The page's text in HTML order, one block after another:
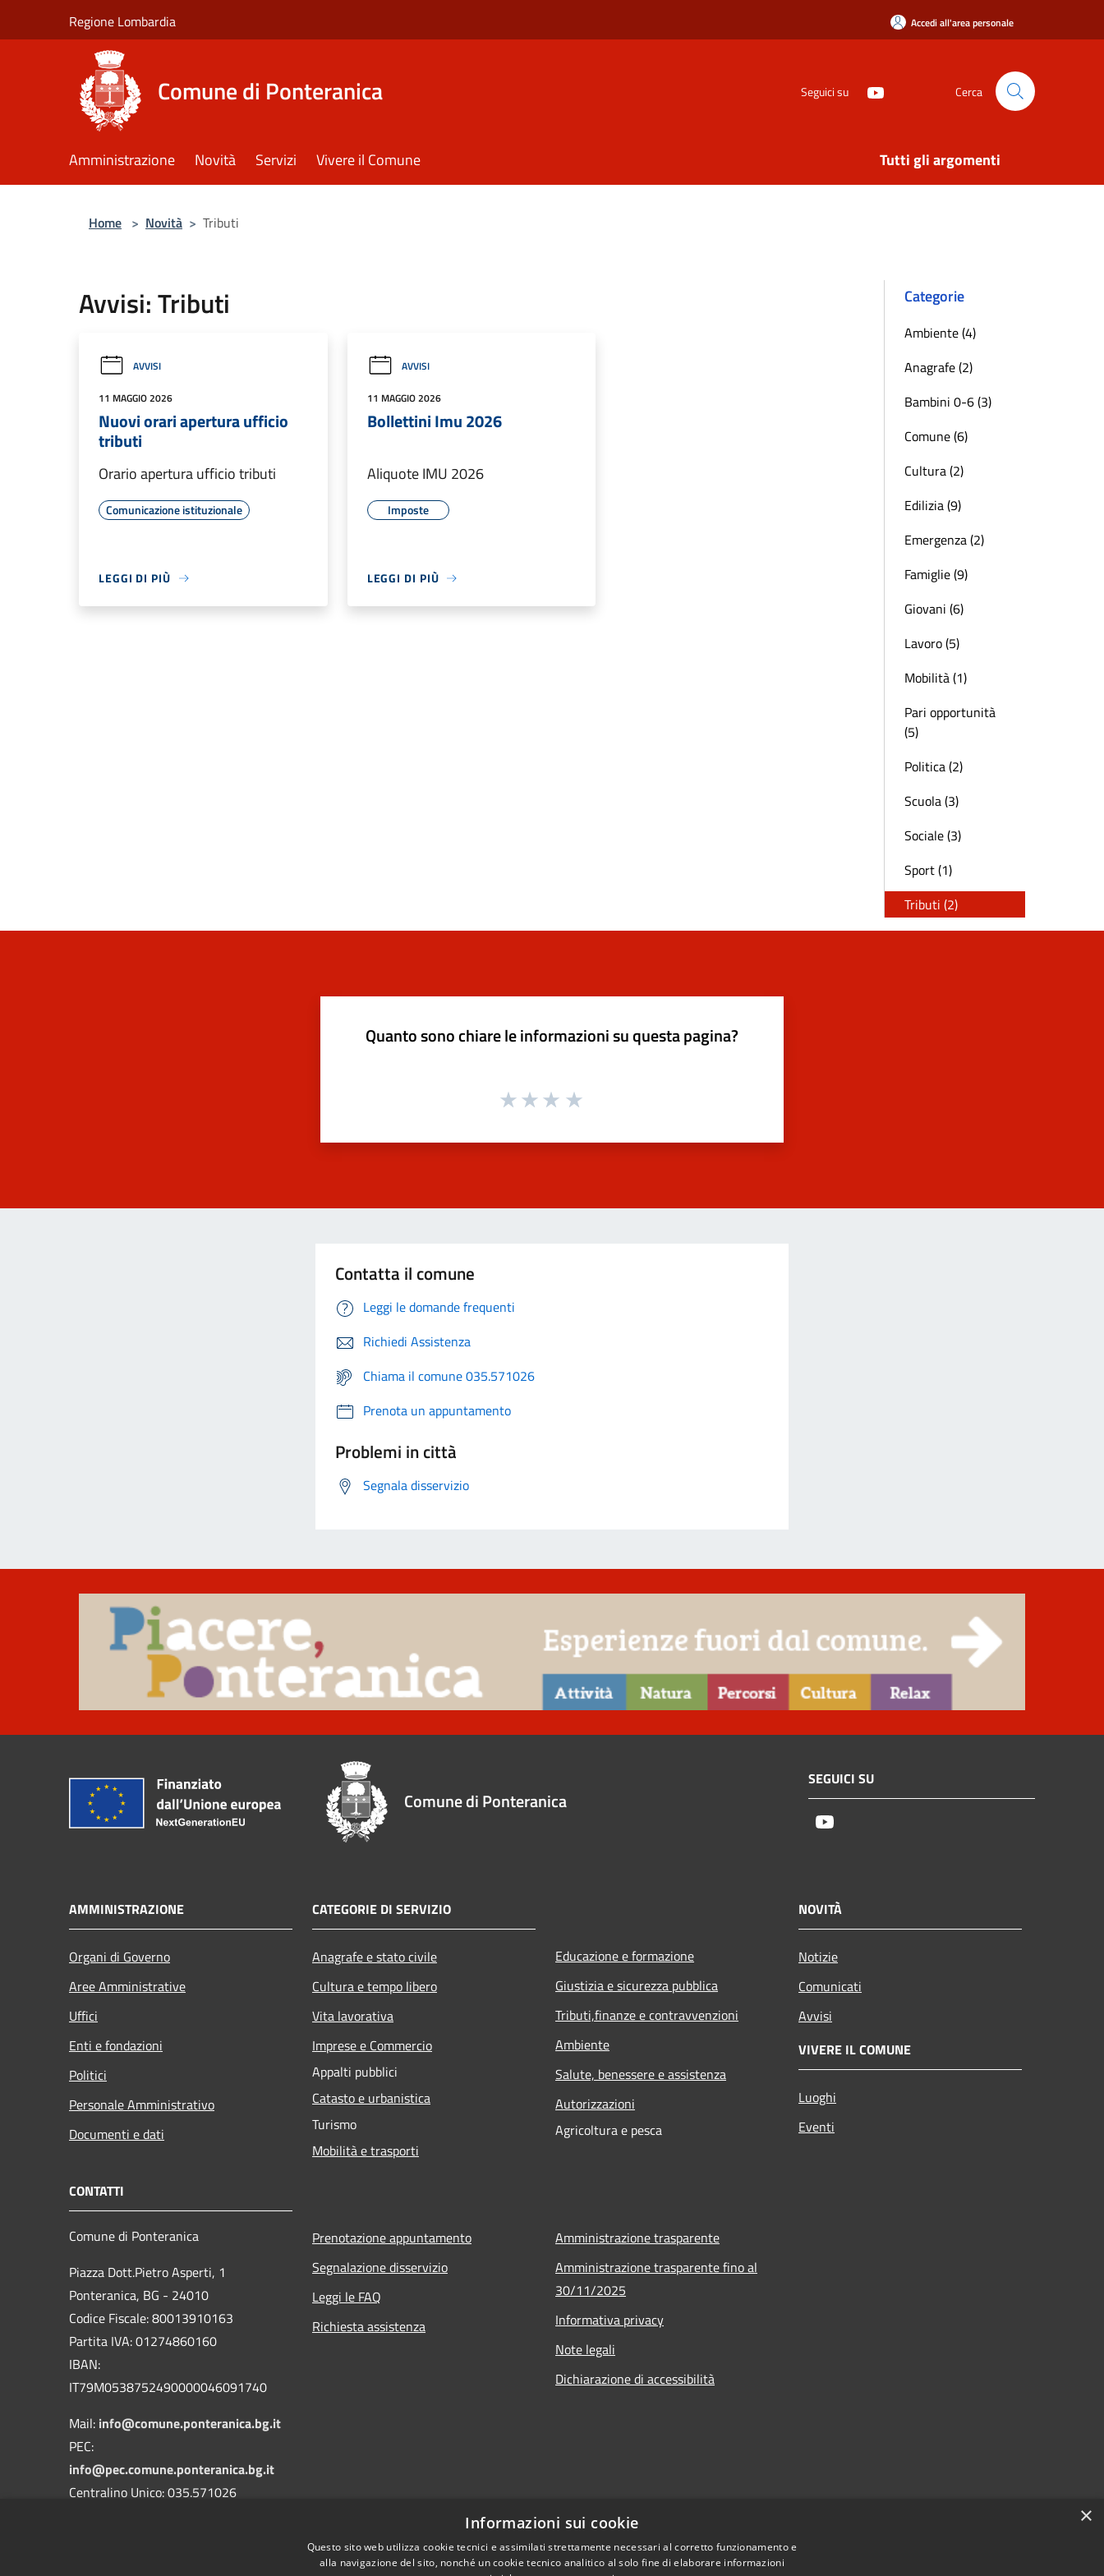
Regione Lombardia Accedi all'area personale
Comune di Ponteranica Seguici su Cerca
Amministrazione Novità Servizi Vivere il Comune Tutti gli argomenti
Home > Novità > Tributi
Avvisi: Tributi
AVVISI
11 MAGGIO 2026
Nuovi orari apertura ufficio
tributi
Orario apertura ufficio tributi
Comunicazione istituzionale
LEGGI DI PIÙ
AVVISI
11 MAGGIO 2026
Bollettini Imu 2026
Aliquote IMU 2026
Imposte
LEGGI DI PIÙ
Categorie
Ambiente (4)
Anagrafe (2)
Bambini 0-6 (3)
Comune (6)
Cultura (2)
Edilizia (9)
Emergenza (2)
Famiglie (9)
Giovani (6)
Lavoro (5)
Mobilità (1)
Pari opportunità
(5)
Politica (2)
Scuola (3)
Sociale (3)
Sport (1)
Tributi (2)
Quanto sono chiare le informazioni su questa pagina?
Contatta il comune
Leggi le domande frequenti
Richiedi Assistenza
Chiama il comune 035.571026
Prenota un appuntamento
Problemi in città
Segnala disservizio
Comune di Ponteranica
SEGUICI SU
AMMINISTRAZIONE
Organi di Governo
Aree Amministrative
Uffici
Enti e fondazioni
Politici
Personale Amministrativo
Documenti e dati
CATEGORIE DI SERVIZIO
Anagrafe e stato civile
Cultura e tempo libero
Vita lavorativa
Imprese e Commercio
Appalti pubblici
Catasto e urbanistica
Turismo
Mobilità e trasporti
Educazione e formazione
Giustizia e sicurezza pubblica
Tributi,finanze e contravvenzioni
Ambiente
Salute, benessere e assistenza
Autorizzazioni
Agricoltura e pesca
NOVITÀ
Notizie
Comunicati
Avvisi
VIVERE IL COMUNE
Luoghi
Eventi
CONTATTI
Comune di Ponteranica
Piazza Dott.Pietro Asperti, 1
Ponteranica, BG - 24010
Codice Fiscale: 80013910163
Partita IVA: 01274860160
IBAN:
IT79M0538752490000046091740
Mail: info@comune.ponteranica.bg.it
PEC:
info@pec.comune.ponteranica.bg.it
Centralino Unico: 035.571026
Prenotazione appuntamento
Segnalazione disservizio
Leggi le FAQ
Richiesta assistenza
Amministrazione trasparente
Amministrazione trasparente fino al
30/11/2025
Informativa privacy
Note legali
Dichiarazione di accessibilità
×
Informazioni sui cookie
Questo sito web utilizza cookie tecnici e assimilati strettamente necessari al corretto funzionamento e
alla navigazione del sito, nonché un cookie tecnico analitico al solo fine di elaborare informazioni